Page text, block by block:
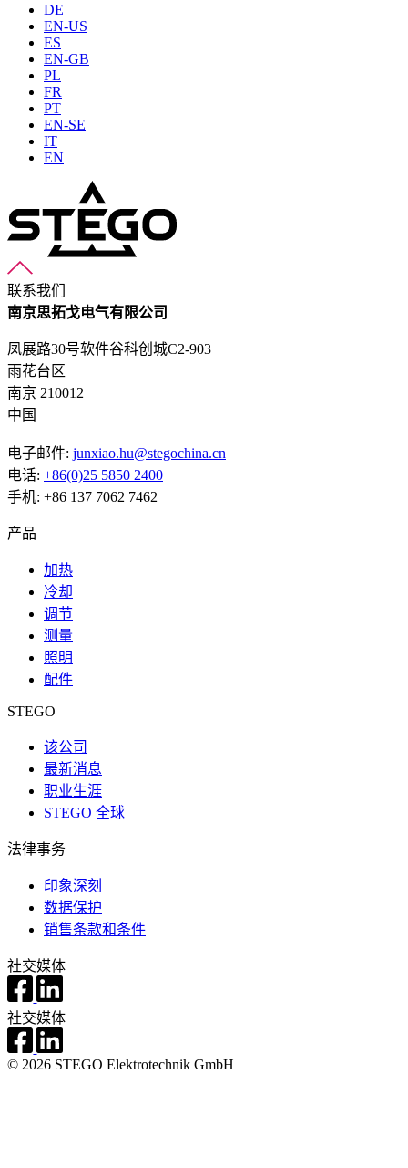
DE
EN-US
ES
EN-GB
PL
FR
PT
EN-SE
IT
EN
联系我们
南京思拓戈电气有限公司
凤展路30号软件谷科创城C2-903
雨花台区
南京 210012
中国
电子邮件: junxiao.hu@stegochina.cn
电话: +86(0)25 5850 2400
手机: +86 137 7062 7462
产品
加热
冷却
调节
测量
照明
配件
STEGO
该公司
最新消息
职业生涯
STEGO 全球
法律事务
印象深刻
数据保护
销售条款和条件
社交媒体
社交媒体
© 2026 STEGO Elektrotechnik GmbH